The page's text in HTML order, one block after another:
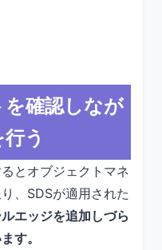
確認しなが
う
とオブジェクトマネ
、SDSが適用された
エッジを追加しづら
す。